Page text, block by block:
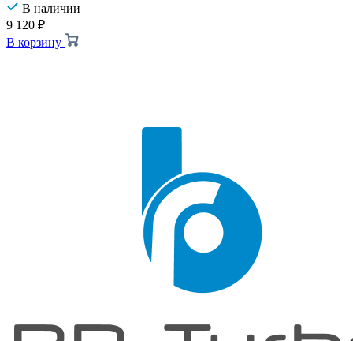
В наличии
9 120 ₽
В корзину